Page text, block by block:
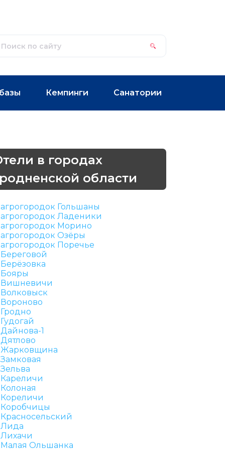
Кемпинги Санатории
в городах
области
агрогородок Гольшаны
агрогородок Ладеники
агрогородок Морино
агрогородок Озёры
агрогородок Поречье
Береговой
Берёзовка
Бояры
Вишневичи
Волковыск
Вороново
Гродно
Гудогай
Дайнова-1
Дятлово
Жарковщина
Замковая
Зельва
Кареличи
Колоная
Кореличи
Коробчицы
Красносельский
Лида
Лихачи
Малая Ольшанка